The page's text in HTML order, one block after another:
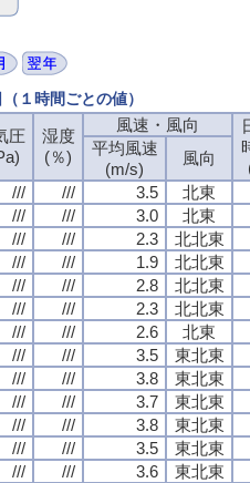
１時間ごとの値）
圧
湿度
(％)
風速・風向
平均風速
(m/s)
風向
/// /// 3.5
北東
/// /// 3.0
北東
/// /// 2.3
北北東
/// /// 1.9
北北東
/// /// 2.8
北北東
/// /// 2.3
北北東
/// /// 2.6
北東
/// /// 3.5
東北東
/// /// 3.8
東北東
/// /// 3.7
東北東
/// /// 3.8
東北東
/// /// 3.5
東北東
/// /// 3.6
東北東